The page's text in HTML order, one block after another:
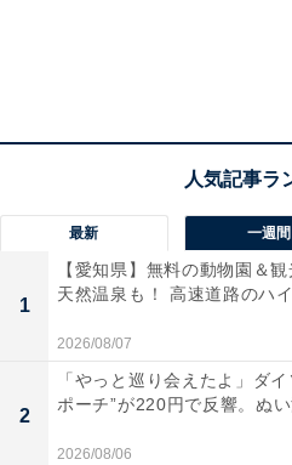
最新 一週間
1
【愛知県】無料の動物園＆
天然温泉も！ 高速道路のハ
2026/08/07
2
「やっと巡り会えたよ」ダ
ポーチ”が220円で反響。ぬい
2026/08/06